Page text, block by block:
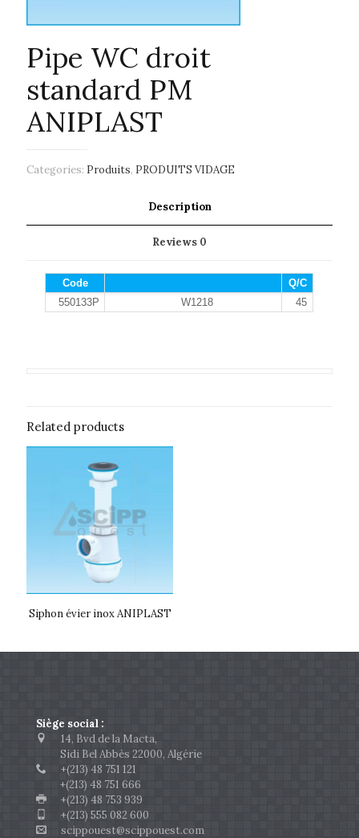
Pipe WC droit
standard PM
ANIPLAST
Categories: Produits, PRODUITS VIDAGE
Description
Reviews 0
Code
Q/C
550133P
W1218 45
Related products
Siphon évier inox ANIPLAST
Siège social :
14, Bvd de la Macta,
Sidi Bel Abbès 22000, Algérie
+(213) 48 751 121
+(213) 48 751 666
+(213) 48 753 939
+(213) 555 082 600
scippouest@scippouest.com